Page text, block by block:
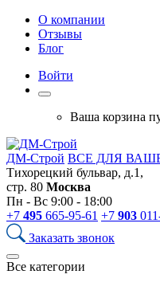
О компании
Отзывы
Блог
Войти
Ваша корзина
ДМ-Строй ВСЕ ДЛЯ
Тихорецкий бульвар, д.1,
стр. 80 Москва
Пн - Вс 9:00 - 18:00
+7 495 665-95-61 +7 903
Заказать звонок
Все категории